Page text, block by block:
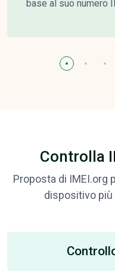
base al suo numero
Controlla
Proposta di IMEI.org
dispositivo